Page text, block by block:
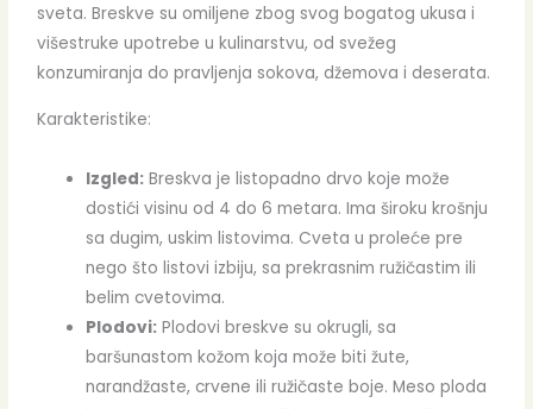
sveta. Breskve su omiljene zbog svog bogatog ukusa i
višestruke upotrebe u kulinarstvu, od svežeg
konzumiranja do pravljenja sokova, džemova i deserata.
Karakteristike:
Izgled: Breskva je listopadno drvo koje može
dostići visinu od 4 do 6 metara. Ima široku krošnju
sa dugim, uskim listovima. Cveta u proleće pre
nego što listovi izbiju, sa prekrasnim ružičastim ili
belim cvetovima.
Plodovi: Plodovi breskve su okrugli, sa
baršunastom kožom koja može biti žute,
narandžaste, crvene ili ružičaste boje. Meso ploda